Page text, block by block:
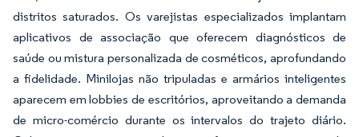
distritos saturados. Os varejistas especializados implantam
aplicativos de associação que oferecem diagnósticos de
saúde ou mistura personalizada de cosméticos, aprofundando
a fidelidade. Minilojas não tripuladas e armários inteligentes
aparecem em lobbies de escritórios, aproveitando a demanda
de micro-comércio durante os intervalos do trajeto diário.